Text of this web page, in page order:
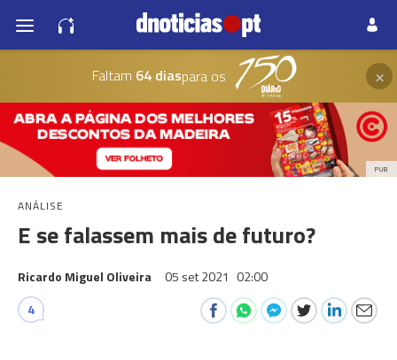
Faltam 64 diaspara os ×
PUB
ANÁLISE
E se falassem mais de futuro?
Ricardo Miguel Oliveira 05 set 2021 02:00
4